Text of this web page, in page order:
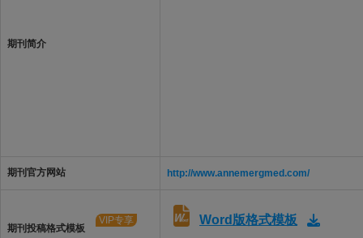
期刊简介
期刊官方网站 http://www.annemergmed.com/
期刊投稿格式模板
VIP专享 Word版格式模板